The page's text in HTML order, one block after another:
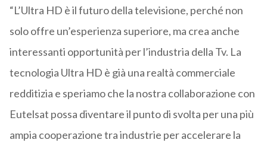
“L’Ultra HD è il futuro della televisione, perché non
solo offre un’esperienza superiore, ma crea anche
interessanti opportunità per l’industria della Tv. La
tecnologia Ultra HD è già una realtà commerciale
redditizia e speriamo che la nostra collaborazione con
Eutelsat possa diventare il punto di svolta per una più
ampia cooperazione tra industrie per accelerare la